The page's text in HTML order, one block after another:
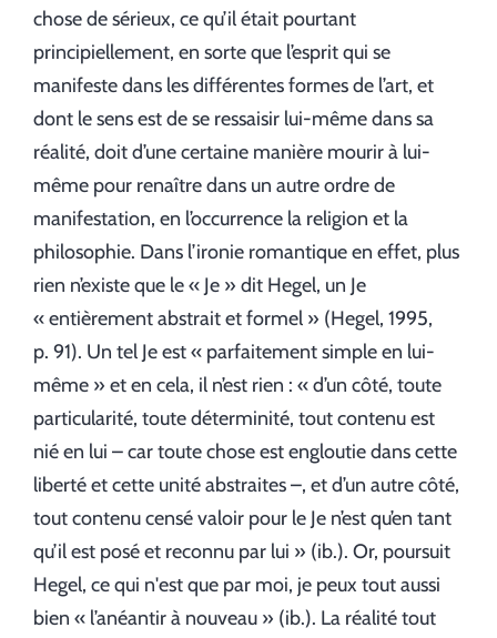
chose de sérieux, ce qu’il était pourtant
principiellement, en sorte que l’esprit qui se
manifeste dans les différentes formes de l’art, et
dont le sens est de se ressaisir lui-même dans sa
réalité, doit d’une certaine manière mourir à lui-
même pour renaître dans un autre ordre de
manifestation, en l’occurrence la religion et la
philosophie. Dans l’ironie romantique en effet, plus
rien n’existe que le « Je » dit Hegel, un Je
« entièrement abstrait et formel » (Hegel, 1995,
p. 91). Un tel Je est « parfaitement simple en lui-
même » et en cela, il n’est rien : « d’un côté, toute
particularité, toute déterminité, tout contenu est
nié en lui – car toute chose est engloutie dans cette
liberté et cette unité abstraites –, et d’un autre côté,
tout contenu censé valoir pour le Je n’est qu’en tant
qu’il est posé et reconnu par lui » (ib.). Or, poursuit
Hegel, ce qui n'est que par moi, je peux tout aussi
bien « l’anéantir à nouveau » (ib.). La réalité tout